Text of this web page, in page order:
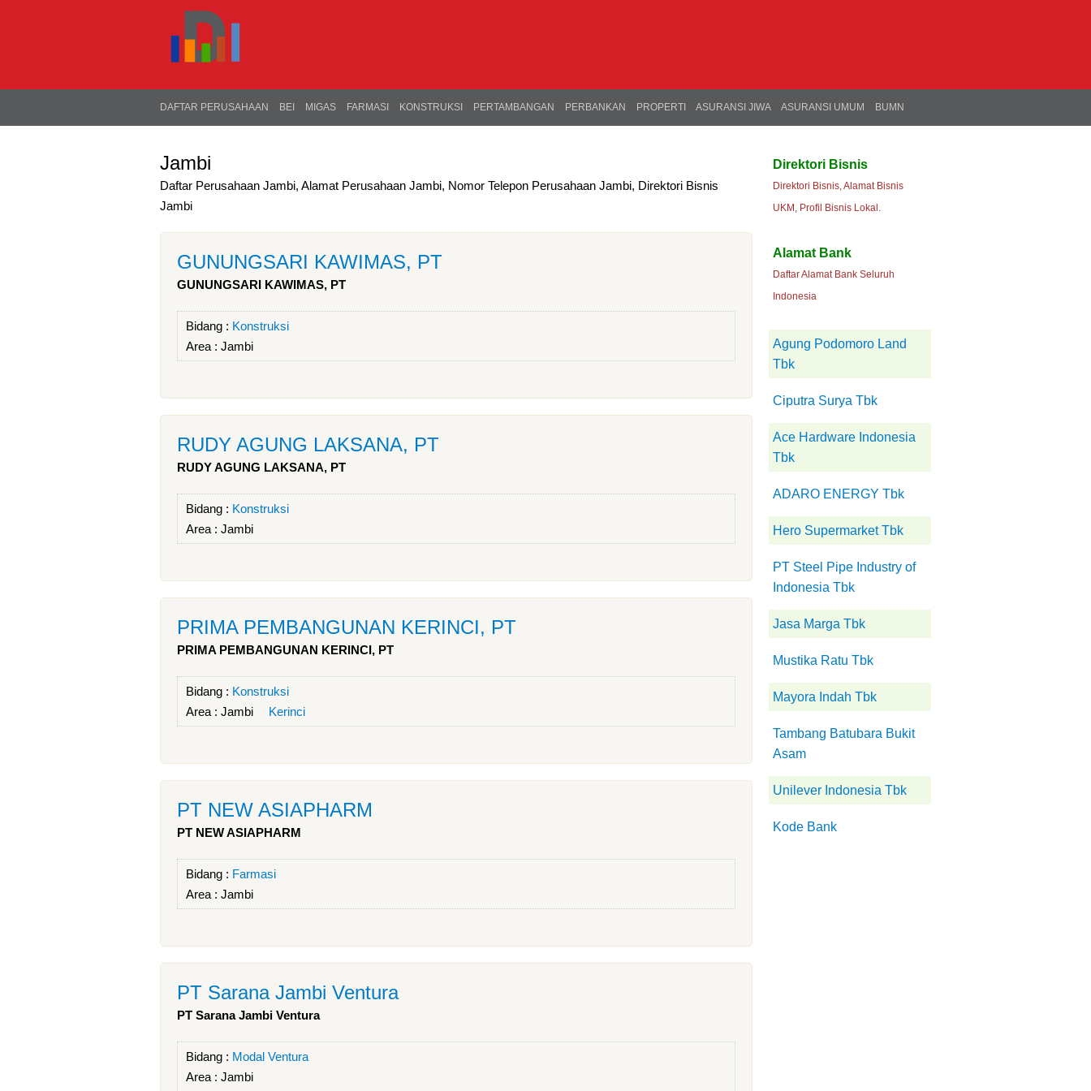
DAFTAR PERUSAHAAN BEI MIGAS FARMASI KONSTRUKSI PERTAMBANGAN PERBANKAN PROPERTI ASURANSI JIWA ASURANSI UMUM BUMN
Jambi
Daftar Perusahaan Jambi, Alamat Perusahaan Jambi, Nomor Telepon Perusahaan Jambi, Direktori Bisnis
Jambi
GUNUNGSARI KAWIMAS, PT
GUNUNGSARI KAWIMAS, PT
Bidang : Konstruksi
Area : Jambi
RUDY AGUNG LAKSANA, PT
RUDY AGUNG LAKSANA, PT
Bidang : Konstruksi
Area : Jambi
PRIMA PEMBANGUNAN KERINCI, PT
PRIMA PEMBANGUNAN KERINCI, PT
Bidang : Konstruksi
Area : Jambi Kerinci
PT NEW ASIAPHARM
PT NEW ASIAPHARM
Bidang : Farmasi
Area : Jambi
PT Sarana Jambi Ventura
PT Sarana Jambi Ventura
Bidang : Modal Ventura
Area : Jambi
Direktori Bisnis
Direktori Bisnis, Alamat Bisnis
UKM, Profil Bisnis Lokal.
Alamat Bank
Daftar Alamat Bank Seluruh
Indonesia
Agung Podomoro Land
Tbk
Ciputra Surya Tbk
Ace Hardware Indonesia
Tbk
ADARO ENERGY Tbk
Hero Supermarket Tbk
PT Steel Pipe Industry of
Indonesia Tbk
Jasa Marga Tbk
Mustika Ratu Tbk
Mayora Indah Tbk
Tambang Batubara Bukit
Asam
Unilever Indonesia Tbk
Kode Bank